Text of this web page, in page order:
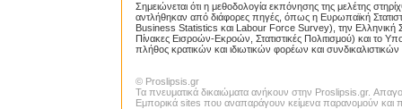
Σημειώνεται ότι η μεθοδολογία εκπόνησης της μελέτης
αντλήθηκαν από διάφορες πηγές, όπως η Ευρωπαϊκή
Business Statistics και Labour Force Survey), την Ελληνική
Πίνακες Εισροών-Εκροών, Στατιστικές Πολιτισμού) και το
πλήθος κρατικών και ιδιωτικών φορέων και
© Proslipsis.gr
Τα πνευματικά δικαιώματα ανήκουν στην Proslipsis.gr.
Εμπορικά sites που αναπαράγουν κείμενα παρανομούν και